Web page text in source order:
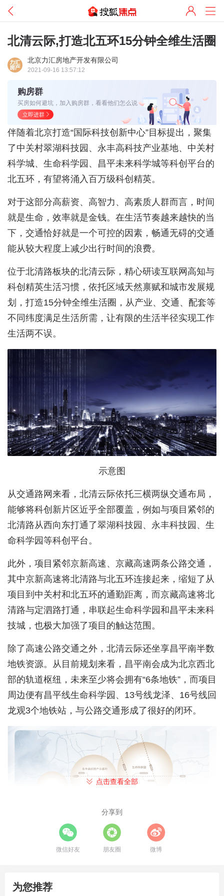
北清云际,打造北五环15分钟全维生活圈
北京力汇房地产开发有限公司
2021-09-16 13:57:12
购房群
买房如何避坑，加入购房群，看看他们怎么说
立即进群
伴随着北京打造“国际科技创新中心”目标提出，聚集
了中关村翠湖科技园、永丰高科技产业基地、中关村
科学城、生命科学园、昌平未来科学城等科创平台的
北五环，有望将涌入百万级科创精英。
对于这部分高薪资、高智力、高素质人群而言，时间
就是生命，效率就是金钱。在生活节奏越来越快的当
下，交通恰好就是一个可控的因素，畅通无碍的交通
能从较大程度上减少出行时间的浪费。
位于北清路板块的北清云际，精心研读互联网高知与
科创精英生活习惯，依托区域天然禀赋和城市发展规
划，打造15分钟全维生活圈，从产业、交通、配套等
不同纬度满足生活所需，让有限的生活半径实现工作
生活两不误。
示意图
从交通路网来看，北清云际依托三横两纵交通布局，
能够将科创新片区近乎全部覆盖，例如与项目紧邻的
北清路从西向东打通了翠湖科技园、永丰科技园、生
命科学园等科创平台。
此外，项目紧邻京新高速、京藏高速两条公路交通，
其中京新高速将北清路与北五环连接起来，缩短了从
项目到中关村和北五环的通勤距离，而京藏高速将北
清路与定泗路打通，串联起生命科学园和昌平未来科
技城，也极大加强了项目的触达范围。
除了高速公路交通之外，北清云际还坐享昌平南半数
地铁资源。从目前规划来看，昌平南会成为北京西北
部的轨道枢纽，未来至少将会拥有“6条地铁”，而项目
周边便有昌平线生命科学园、13号线龙泽、16号线回
龙观3个地铁站，与公路交通形成了很好的闭环。
不仅如此，坐享城市醇熟资源的北清云际还用完善的
点击查看全部
分享到
微信好友 朋友圈 微博
为您推荐